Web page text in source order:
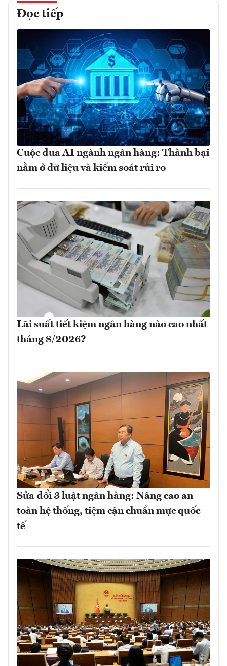
Đọc tiếp
Cuộc đua AI ngành ngân hàng: Thành bại
nằm ở dữ liệu và kiểm soát rủi ro
Lãi suất tiết kiệm ngân hàng nào cao nhất
tháng 8/2026?
Sửa đổi 3 luật ngân hàng: Nâng cao an
toàn hệ thống, tiệm cận chuẩn mực quốc
tế